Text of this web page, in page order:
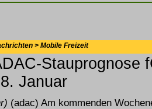
> Mobile Freizeit
Stauprognose
Januar
(adac) Am kommenden